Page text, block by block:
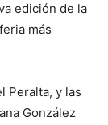
edición de la
más
Peralta, y las
González